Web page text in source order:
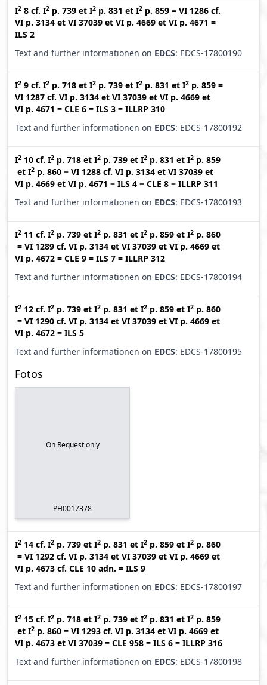
I2 8 cf. I2 p. 739 et I2 p. 831 et I2 p. 859 = VI 1286 cf.
VI p. 3134 et VI 37039 et VI p. 4669 et VI p. 4671 =
ILS 2
Text and further informationen on EDCS: EDCS-17800190
I2 9 cf. I2 p. 718 et I2 p. 739 et I2 p. 831 et I2 p. 859 =
VI 1287 cf. VI p. 3134 et VI 37039 et VI p. 4669 et
VI p. 4671 = CLE 6 = ILS 3 = ILLRP 310
Text and further informationen on EDCS: EDCS-17800192
I2 10 cf. I2 p. 718 et I2 p. 739 et I2 p. 831 et I2 p. 859
et I2 p. 860 = VI 1288 cf. VI p. 3134 et VI 37039 et
VI p. 4669 et VI p. 4671 = ILS 4 = CLE 8 = ILLRP 311
Text and further informationen on EDCS: EDCS-17800193
I2 11 cf. I2 p. 739 et I2 p. 831 et I2 p. 859 et I2 p. 860
= VI 1289 cf. VI p. 3134 et VI 37039 et VI p. 4669 et
VI p. 4672 = CLE 9 = ILS 7 = ILLRP 312
Text and further informationen on EDCS: EDCS-17800194
I2 12 cf. I2 p. 739 et I2 p. 831 et I2 p. 859 et I2 p. 860
= VI 1290 cf. VI p. 3134 et VI 37039 et VI p. 4669 et
VI p. 4672 = ILS 5
Text and further informationen on EDCS: EDCS-17800195
Fotos
On Request only
PH0017378
I2 14 cf. I2 p. 739 et I2 p. 831 et I2 p. 859 et I2 p. 860
= VI 1292 cf. VI p. 3134 et VI 37039 et VI p. 4669 et
VI p. 4673 cf. CLE 10 adn. = ILS 9
Text and further informationen on EDCS: EDCS-17800197
I2 15 cf. I2 p. 718 et I2 p. 739 et I2 p. 831 et I2 p. 859
et I2 p. 860 = VI 1293 cf. VI p. 3134 et VI p. 4669 et
VI p. 4673 et VI 37039 = CLE 958 = ILS 6 = ILLRP 316
Text and further informationen on EDCS: EDCS-17800198